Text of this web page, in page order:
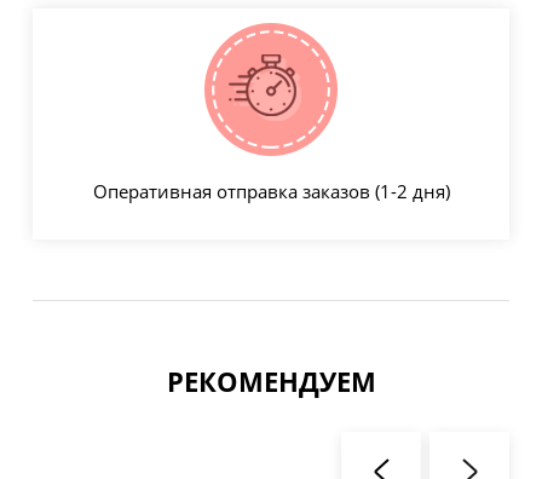
Оперативная отправка заказов (1-2 дня)
РЕКОМЕНДУЕМ